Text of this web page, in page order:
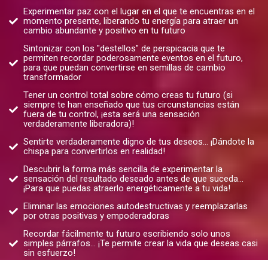
Experimentar paz con el lugar en el que te encuentras en el
momento presente, liberando tu energía para atraer un
cambio abundante y positivo en tu futuro
Sintonizar con los "destellos" de perspicacia que te
permiten recordar poderosamente eventos en el futuro,
para que puedan convertirse en semillas de cambio
transformador
Tener un control total sobre cómo creas tu futuro (si
siempre te han enseñado que tus circunstancias están
fuera de tu control, ¡esta será una sensación
verdaderamente liberadora)!
Sentirte verdaderamente digno de tus deseos... ¡Dándote la
chispa para convertirlos en realidad!
Descubrir la forma más sencilla de experimentar la
sensación del resultado deseado antes de que suceda...
¡Para que puedas atraerlo energéticamente a tu vida!
Eliminar las emociones autodestructivas y reemplazarlas
por otras positivas y empoderadoras
Recordar fácilmente tu futuro escribiendo solo unos
simples párrafos... ¡Te permite crear la vida que deseas casi
sin esfuerzo!